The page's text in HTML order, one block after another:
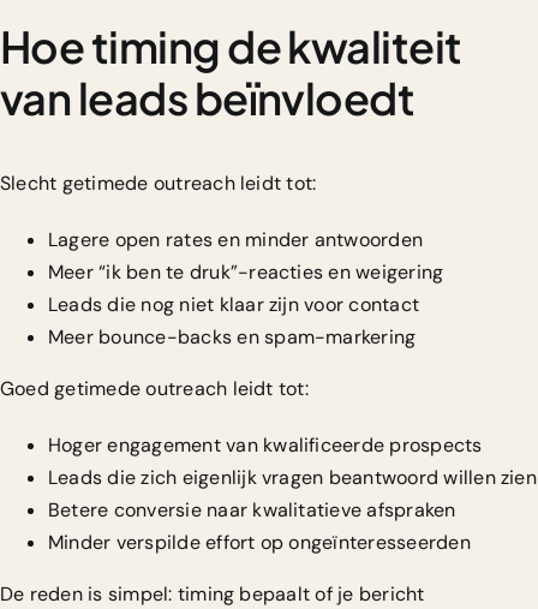
Hoe timing de kwaliteit
van leads beïnvloedt
Slecht getimede outreach leidt tot:
Lagere open rates en minder antwoorden
Meer “ik ben te druk”-reacties en weigering
Leads die nog niet klaar zijn voor contact
Meer bounce-backs en spam-markering
Goed getimede outreach leidt tot:
Hoger engagement van kwalificeerde prospects
Leads die zich eigenlijk vragen beantwoord willen zien
Betere conversie naar kwalitatieve afspraken
Minder verspilde effort op ongeïnteresseerden
De reden is simpel: timing bepaalt of je bericht